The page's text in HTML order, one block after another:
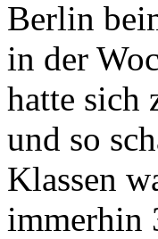
Berlin
in der
hatte sich
und so
Klassen
immerhin